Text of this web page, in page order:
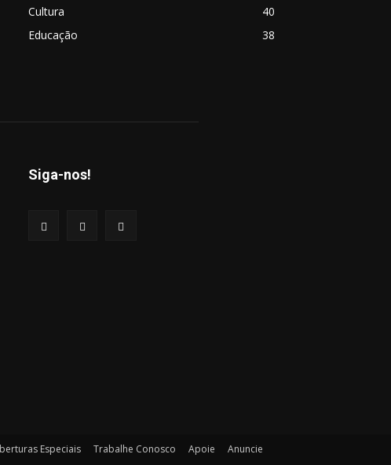
Cultura
40
Educação
38
Siga-nos!
Especiais Trabalhe Conosco Apoie
Anuncie